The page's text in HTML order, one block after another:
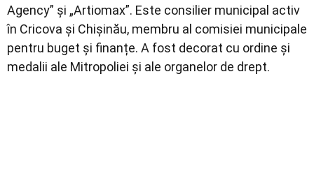
Agency” și „Artiomax”. Este consilier municipal activ
în Cricova și Chișinău, membru al comisiei municipale
pentru buget și finanțe. A fost decorat cu ordine și
medalii ale Mitropoliei și ale organelor de drept.